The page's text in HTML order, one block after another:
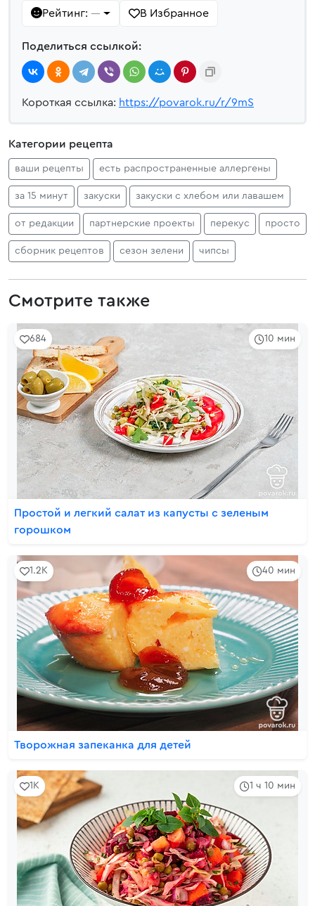
Рейтинг: — В Избранное
Поделиться ссылкой:
Короткая ссылка: https://povarok.ru/r/9mS
Категории рецепта
ваши рецепты есть распространенные аллергены
за 15 минут закуски закуски с хлебом или лавашем
от редакции партнерские проекты перекус просто
сборник рецептов сезон зелени чипсы
Смотрите также
10 мин
684
Простой и легкий салат из капусты с зеленым
горошком
40 мин
1.2K
Творожная запеканка для детей
1 ч 10 мин
1K